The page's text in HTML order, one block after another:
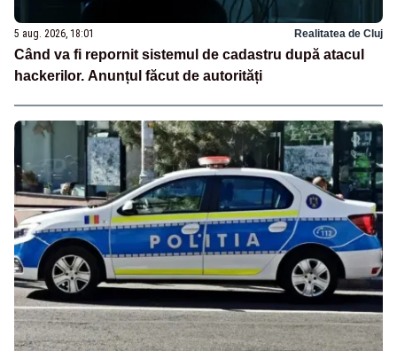
5 aug. 2026, 18:01 Realitatea de Cluj
Când va fi repornit sistemul de cadastru după atacul
hackerilor. Anunțul făcut de autorități